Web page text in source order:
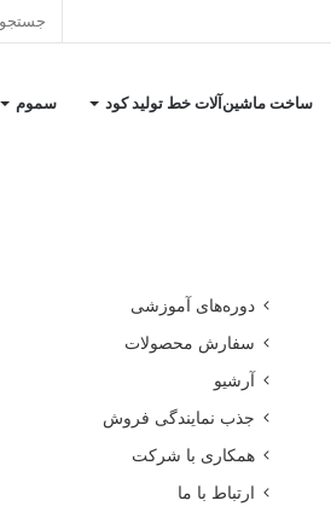
ساخت ماشین‌آلات خط تولید کود سموم
دوره‌های آموزشی
سفارش محصولات
آرشیو
جذب نمایندگی فروش
همکاری با شرکت
ارتباط با ما